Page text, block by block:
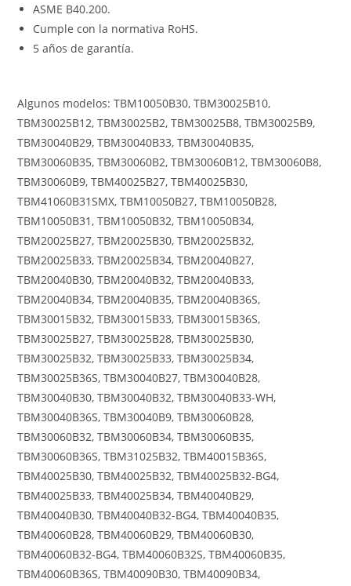
ASME B40.200.
Cumple con la normativa RoHS.
5 años de garantía.
Algunos modelos: TBM10050B30, TBM30025B10,
TBM30025B12, TBM30025B2, TBM30025B8, TBM30025B9,
TBM30040B29, TBM30040B33, TBM30040B35,
TBM30060B35, TBM30060B2, TBM30060B12, TBM30060B8,
TBM30060B9, TBM40025B27, TBM40025B30,
TBM41060B31SMX, TBM10050B27, TBM10050B28,
TBM10050B31, TBM10050B32, TBM10050B34,
TBM20025B27, TBM20025B30, TBM20025B32,
TBM20025B33, TBM20025B34, TBM20040B27,
TBM20040B30, TBM20040B32, TBM20040B33,
TBM20040B34, TBM20040B35, TBM20040B36S,
TBM30015B32, TBM30015B33, TBM30015B36S,
TBM30025B27, TBM30025B28, TBM30025B30,
TBM30025B32, TBM30025B33, TBM30025B34,
TBM30025B36S, TBM30040B27, TBM30040B28,
TBM30040B30, TBM30040B32, TBM30040B33-WH,
TBM30040B36S, TBM30040B9, TBM30060B28,
TBM30060B32, TBM30060B34, TBM30060B35,
TBM30060B36S, TBM31025B32, TBM40015B36S,
TBM40025B30, TBM40025B32, TBM40025B32-BG4,
TBM40025B33, TBM40025B34, TBM40040B29,
TBM40040B30, TBM40040B32-BG4, TBM40040B35,
TBM40060B28, TBM40060B29, TBM40060B30,
TBM40060B32-BG4, TBM40060B32S, TBM40060B35,
TBM40060B36S, TBM40090B30, TBM40090B34,